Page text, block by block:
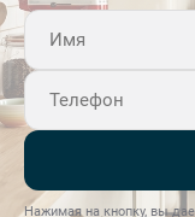
Нажимая на кнопку, вы